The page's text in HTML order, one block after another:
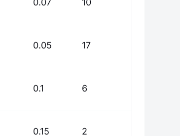
0.07 10
0.05 17
0.1 6
0.15 2